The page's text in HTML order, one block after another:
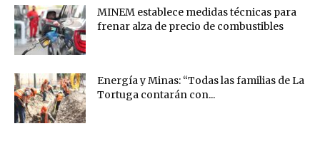
MINEM establece medidas técnicas para
frenar alza de precio de combustibles
Energía y Minas: “Todas las familias de La
Tortuga contarán con...